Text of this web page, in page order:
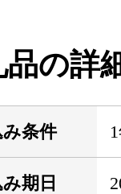
品の詳
条件
期日